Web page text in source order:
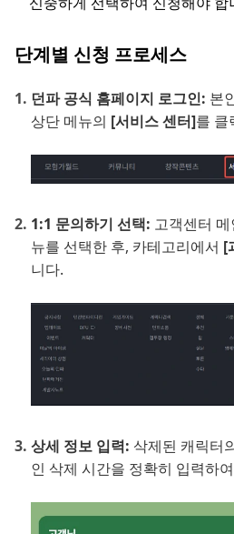
단계별 신청 프로세스
던파 공식 홈페이지 로그인: 본
상단 메뉴의 [서비스 센터]를 클
1:1 문의하기 선택: 고객센터
뉴를 선택한 후, 카테고리에서 [
니다.
상세 정보 입력: 삭제된 캐릭터
인 삭제 시간을 정확히 입력하